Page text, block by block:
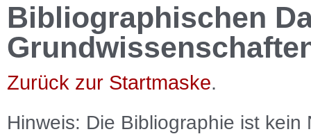
Bibliographischen
Zurück zur Startmaske.
Hinweis: Die Bibliographie ist kein